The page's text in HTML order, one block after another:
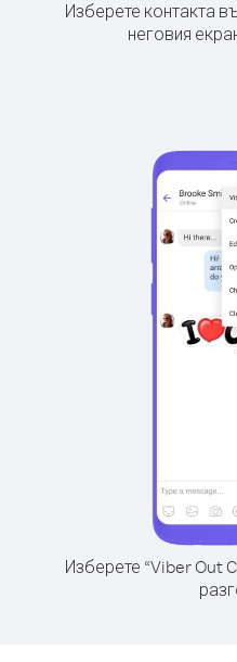
Изберете контакта
неговия
Изберете “Viber Out